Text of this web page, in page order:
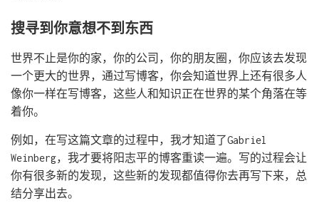
搜寻到你意想不到东西
世界不止是你的家，你的公司，你的朋友圈，你应该去发现
一个更大的世界，通过写博客，你会知道世界上还有很多人
像你一样在写博客，这些人和知识正在世界的某个角落在等
着你。
例如，在写这篇文章的过程中，我才知道了Gabriel
Weinberg，我才要将阳志平的博客重读一遍。写的过程会让
你有很多新的发现，这些新的发现都值得你去再写下来，总
结分享出去。